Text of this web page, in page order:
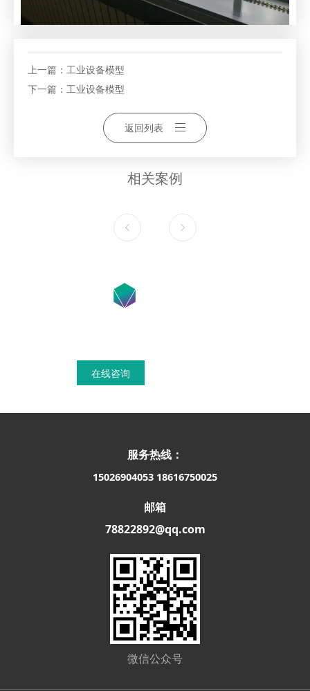
上一篇： 工业设备模型
下一篇： 工业设备模型
返回列表
相关案例
在线咨询
服务热线：
15026904053 18616750025
邮箱
78822892@qq.com
微信公众号